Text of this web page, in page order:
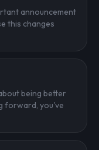
announcement
this changes
being better
forward, you've